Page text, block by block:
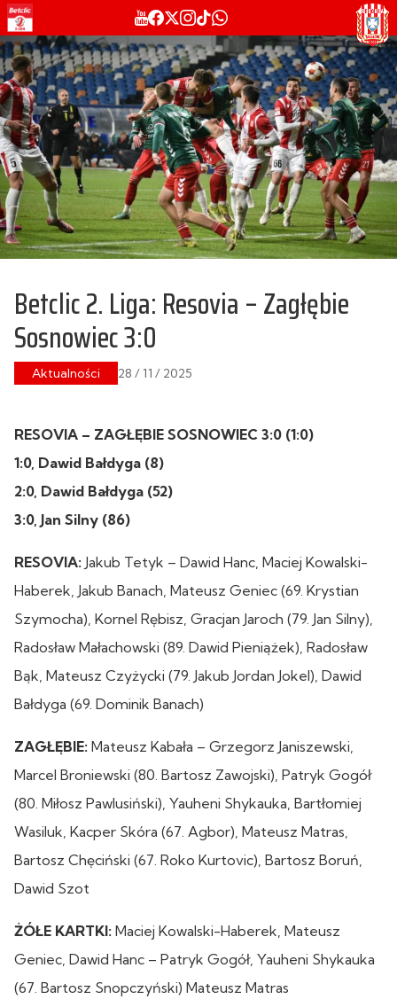
Betclic 2. Liga: Resovia – Zagłębie
Sosnowiec 3:0
Aktualności 28 / 11 / 2025
RESOVIA – ZAGŁĘBIE SOSNOWIEC 3:0 (1:0)
1:0, Dawid Bałdyga (8)
2:0, Dawid Bałdyga (52)
3:0, Jan Silny (86)
RESOVIA: Jakub Tetyk – Dawid Hanc, Maciej Kowalski-
Haberek, Jakub Banach, Mateusz Geniec (69. Krystian
Szymocha), Kornel Rębisz, Gracjan Jaroch (79. Jan Silny),
Radosław Małachowski (89. Dawid Pieniążek), Radosław
Bąk, Mateusz Czyżycki (79. Jakub Jordan Jokel), Dawid
Bałdyga (69. Dominik Banach)
ZAGŁĘBIE: Mateusz Kabała – Grzegorz Janiszewski,
Marcel Broniewski (80. Bartosz Zawojski), Patryk Gogół
(80. Miłosz Pawlusiński), Yauheni Shykauka, Bartłomiej
Wasiluk, Kacper Skóra (67. Agbor), Mateusz Matras,
Bartosz Chęciński (67. Roko Kurtovic), Bartosz Boruń,
Dawid Szot
ŻÓŁE KARTKI: Maciej Kowalski-Haberek, Mateusz
Geniec, Dawid Hanc – Patryk Gogół, Yauheni Shykauka
(67. Bartosz Snopczyński) Mateusz Matras